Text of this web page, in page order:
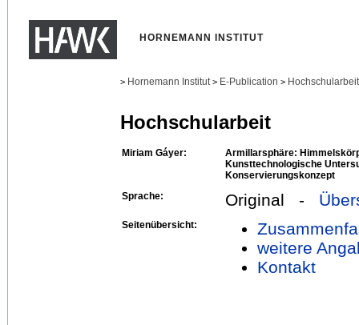
HORNEMANN INSTITUT
> Hornemann Institut > E-Publication >
Hochschularbeit
Miriam Gáyer:
Armillarsphäre:
Kunsttechnologische
Konservierungskonzept
Sprache:
Original -
Seitenübersicht:
weitere
Kontakt